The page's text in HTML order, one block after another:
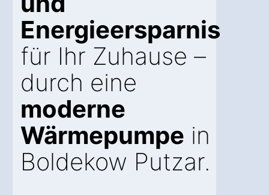
Energieersparnis
für Ihr Zuhause –
durch eine
moderne
Wärmepumpe in
Boldekow Putzar.